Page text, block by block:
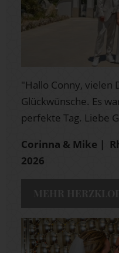
"Hallo Conny, vielen
Glückwünsche. Es
perfekte Tag. Liebe
Corinna & Mike |
2026